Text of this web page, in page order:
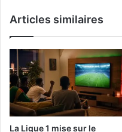
Articles similaires
La Ligue 1 mise sur le